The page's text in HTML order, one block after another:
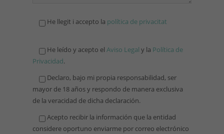
He llegit i accepto la política de privacitat
He leído y acepto el Aviso Legal y la Política de
Privacidad.
Declaro, bajo mi propia responsabilidad, ser
mayor de 18 años y respondo de manera exclusiva
de la veracidad de dicha declaración.
Acepto recibir la información que la entidad
considere oportuno enviarme por correo electrónico